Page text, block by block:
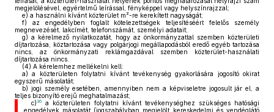
megjelölésével, egyértelmű leírással, fényképpel vagy helyszínrajzzal;
e) a használni kívánt közterület m²-re kerekített nagyságát;
f) az engedélyben foglalt kötelezettségek teljesítéséért felelős személy
megnevezését, lakcímét, telefonszámát, személyi adatait;
g) a kérelmező nyilatkozatát, hogy az önkormányzattal szemben közterületi
díjtartozása, köztartozása vagy polgárjogi megállapodásból eredő egyéb tartozása
nincs, az önkormányzati reklámgazdával szemben közterület-használati
díjtartozása nincs.
(4) A kérelemhez mellékelni kell:
a) a közterületen folytatni kívánt tevékenység gyakorlására jogosító okirat
egyszerű másolatát;
b) jogi személy esetében, amennyiben nem a képviseletre jogosult jár el, a
teljes bizonyító erejű meghatalmazást;
c)36a közterületen folytatni kívánt tevékenységhez szükséges hatósági
engedélyek másolatát (jogszabályban megjelölt kereskedelmi és vendéglátó